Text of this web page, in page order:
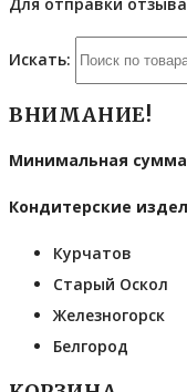
Искать:
ВНИМАНИЕ!
Минимальная сумма
Кондитерские
Курчатов
Старый Оскол
Железногорск
Белгород